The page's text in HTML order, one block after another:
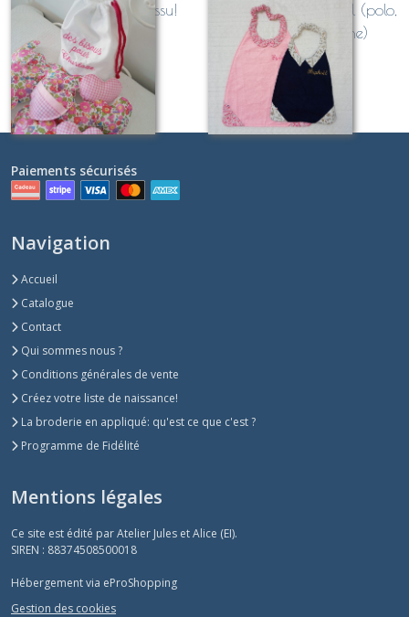
sac à Bisous tout tissu!
À partir de 34
bavoir élastiqué à col (polo,
pierrot ou claudine)
À partir de 28
Paiements sécurisés
Navigation
Accueil
Catalogue
Contact
Qui sommes nous ?
Conditions générales de vente
Créez votre liste de naissance!
La broderie en appliqué: qu'est ce que c'est ?
Programme de Fidélité
Mentions légales
Ce site est édité par Atelier Jules et Alice (EI).
SIREN : 88374508500018
Hébergement via eProShopping
Gestion des cookies